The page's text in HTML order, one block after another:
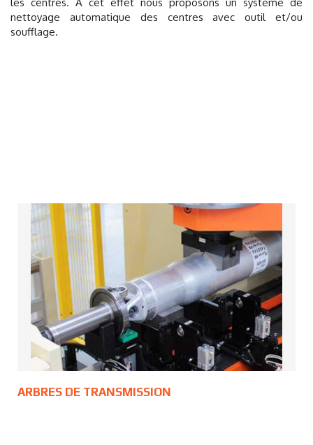
nettoyage automatique des centres avec outil et/ou
soufflage.
ARBRES DE TRANSMISSION